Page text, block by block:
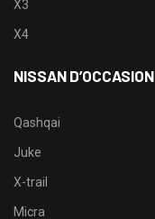
X3
X4
NISSAN D’OCCASION
Qashqai
Juke
X-trail
Micra